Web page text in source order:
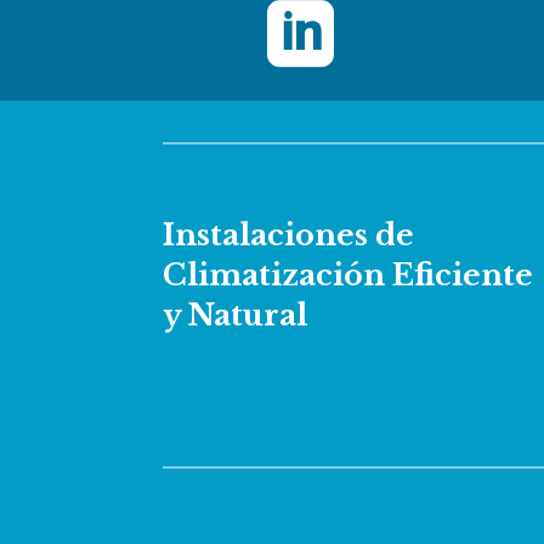

Instalaciones de
Climatización Eficiente
y Natural